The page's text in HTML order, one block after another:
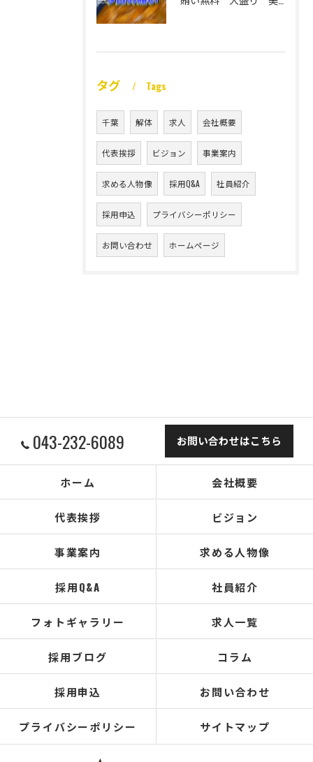
タグ Tags
千葉 解体 求人 会社概要
代表挨拶 ビジョン 事業案内
求める人物像 採用Q&A 社員紹介
採用申込 プライバシーポリシー
お問い合わせ ホームページ
043-232-6089 お問い合わせはこちら
ホーム 会社概要
代表挨拶 ビジョン
事業案内 求める人物像
採用Q&A 社員紹介
フォトギャラリー 求人一覧
採用ブログ コラム
採用申込 お問い合わせ
プライバシーポリシー サイトマップ